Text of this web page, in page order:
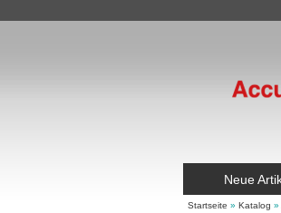
Neue
Startseite » Katalog »